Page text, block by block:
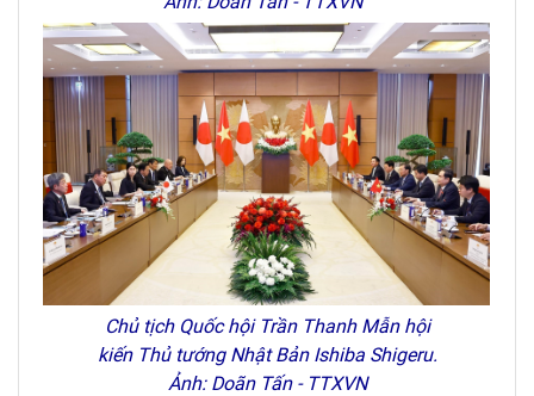
Chủ tịch Quốc hội Trần Thanh Mẫn hội
kiến Thủ tướng Nhật Bản Ishiba Shigeru.
Ảnh: Doãn Tấn - TTXVN